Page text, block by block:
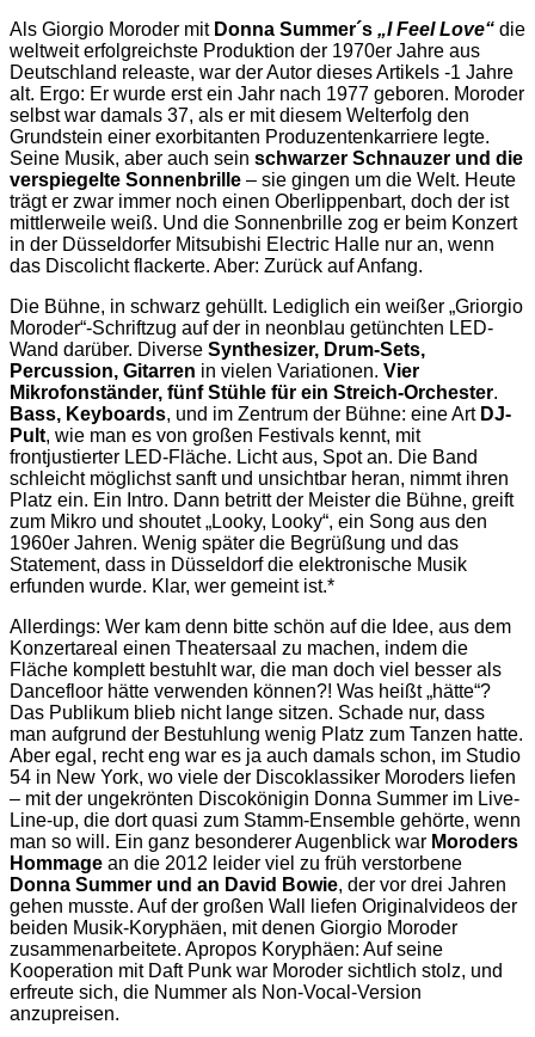
Als Giorgio Moroder mit Donna Summer´s „I Feel Love“ die
weltweit erfolgreichste Produktion der 1970er Jahre aus
Deutschland releaste, war der Autor dieses Artikels -1 Jahre
alt. Ergo: Er wurde erst ein Jahr nach 1977 geboren. Moroder
selbst war damals 37, als er mit diesem Welterfolg den
Grundstein einer exorbitanten Produzentenkarriere legte.
Seine Musik, aber auch sein schwarzer Schnauzer und die
verspiegelte Sonnenbrille – sie gingen um die Welt. Heute
trägt er zwar immer noch einen Oberlippenbart, doch der ist
mittlerweile weiß. Und die Sonnenbrille zog er beim Konzert
in der Düsseldorfer Mitsubishi Electric Halle nur an, wenn
das Discolicht flackerte. Aber: Zurück auf Anfang.
Die Bühne, in schwarz gehüllt. Lediglich ein weißer „Griorgio
Moroder“-Schriftzug auf der in neonblau getünchten LED-
Wand darüber. Diverse Synthesizer, Drum-Sets,
Percussion, Gitarren in vielen Variationen. Vier
Mikrofonständer, fünf Stühle für ein Streich-Orchester.
Bass, Keyboards, und im Zentrum der Bühne: eine Art DJ-
Pult, wie man es von großen Festivals kennt, mit
frontjustierter LED-Fläche. Licht aus, Spot an. Die Band
schleicht möglichst sanft und unsichtbar heran, nimmt ihren
Platz ein. Ein Intro. Dann betritt der Meister die Bühne, greift
zum Mikro und shoutet „Looky, Looky“, ein Song aus den
1960er Jahren. Wenig später die Begrüßung und das
Statement, dass in Düsseldorf die elektronische Musik
erfunden wurde. Klar, wer gemeint ist.*
Allerdings: Wer kam denn bitte schön auf die Idee, aus dem
Konzertareal einen Theatersaal zu machen, indem die
Fläche komplett bestuhlt war, die man doch viel besser als
Dancefloor hätte verwenden können?! Was heißt „hätte“?
Das Publikum blieb nicht lange sitzen. Schade nur, dass
man aufgrund der Bestuhlung wenig Platz zum Tanzen hatte.
Aber egal, recht eng war es ja auch damals schon, im Studio
54 in New York, wo viele der Discoklassiker Moroders liefen
– mit der ungekrönten Discokönigin Donna Summer im Live-
Line-up, die dort quasi zum Stamm-Ensemble gehörte, wenn
man so will. Ein ganz besonderer Augenblick war Moroders
Hommage an die 2012 leider viel zu früh verstorbene
Donna Summer und an David Bowie, der vor drei Jahren
gehen musste. Auf der großen Wall liefen Originalvideos der
beiden Musik-Koryphäen, mit denen Giorgio Moroder
zusammenarbeitete. Apropos Koryphäen: Auf seine
Kooperation mit Daft Punk war Moroder sichtlich stolz, und
erfreute sich, die Nummer als Non-Vocal-Version
anzupreisen.